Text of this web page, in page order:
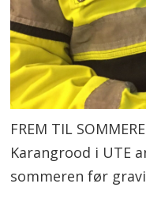
FREM TIL
Karangrood i UTE
sommeren før